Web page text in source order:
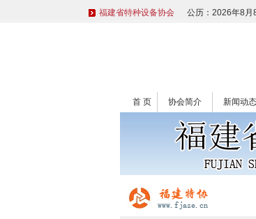
福建省特种设备协会 公历：2026年8
首 页 协会简介 新闻动态